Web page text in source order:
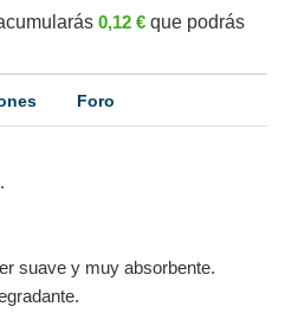
0,12 € que podrás
Foro
suave y muy absorbente.